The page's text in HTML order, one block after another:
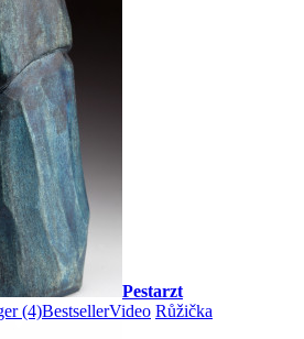
Pestarzt
(4)BestsellerVideo Růžička